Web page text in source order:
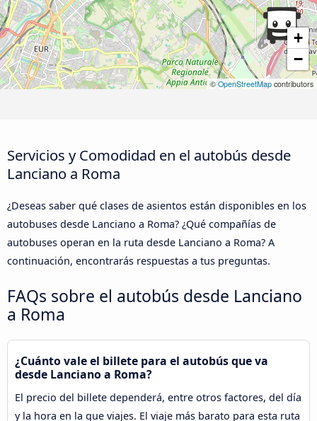
+
−
©OpenStreetMap contributors
Servicios y Comodidad en el autobús desde
Lanciano a Roma
¿Deseas saber qué clases de asientos están disponibles en los
autobuses desde Lanciano a Roma? ¿Qué compañías de
autobuses operan en la ruta desde Lanciano a Roma? A
continuación, encontrarás respuestas a tus preguntas.
FAQs sobre el autobús desde Lanciano
a Roma
¿Cuánto vale el billete para el autobús que va
desde Lanciano a Roma?
El precio del billete dependerá, entre otros factores, del día
y la hora en la que viajes. El viaje más barato para esta ruta